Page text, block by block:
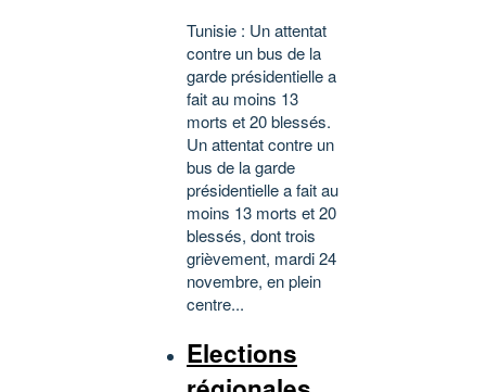
Tunisie : Un attentat
contre un bus de la
garde présidentielle a
fait au moins 13
morts et 20 blessés.
Un attentat contre un
bus de la garde
présidentielle a fait au
moins 13 morts et 20
blessés, dont trois
grièvement, mardi 24
novembre, en plein
centre...
Elections